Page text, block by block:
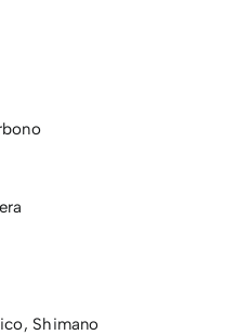
, Shimano